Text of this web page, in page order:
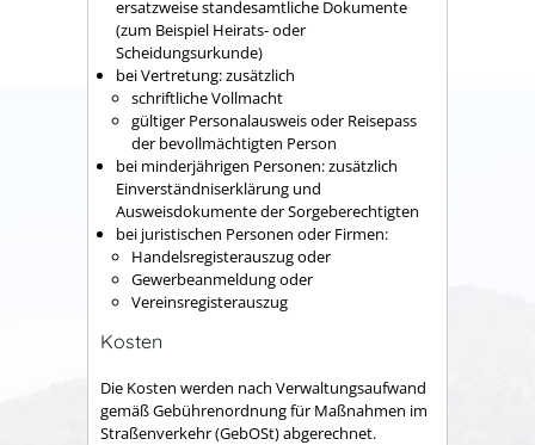
ersatzweise standesamtliche Dokumente
(zum Beispiel Heirats- oder
Scheidungsurkunde)
bei Vertretung: zusätzlich
schriftliche Vollmacht
gültiger Personalausweis oder Reisepass
der bevollmächtigten Person
bei minderjährigen Personen: zusätzlich
Einverständniserklärung und
Ausweisdokumente der Sorgeberechtigten
bei juristischen Personen oder Firmen:
Handelsregisterauszug oder
Gewerbeanmeldung oder
Vereinsregisterauszug
Kosten
Die Kosten werden nach Verwaltungsaufwand
gemäß Gebührenordnung für Maßnahmen im
Straßenverkehr (GebOSt) abgerechnet.